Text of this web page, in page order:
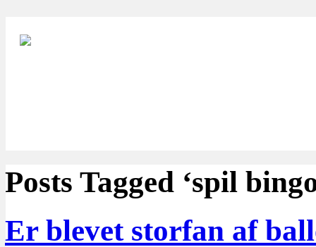
Posts Tagged ‘spil
Er blevet storfan af